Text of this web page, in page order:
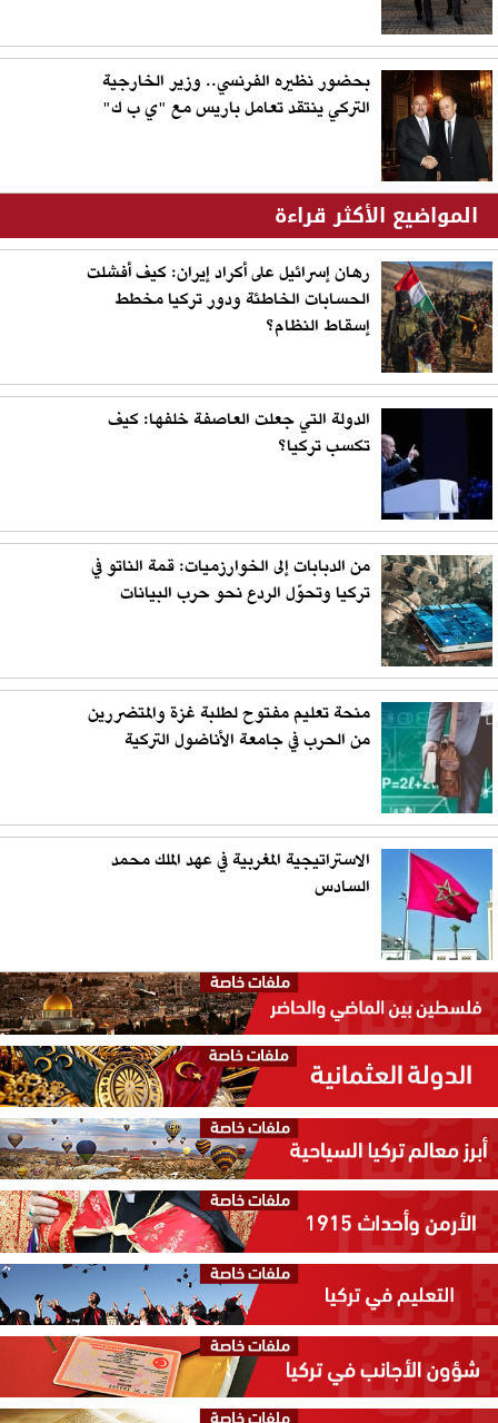
بحضور نظيره الفرنسي.. وزير الخارجية
التركي ينتقد تعامل باريس مع "ي ب ك"
المواضيع الأكثر قراءة
رهان إسرائيل على أكراد إيران: كيف أفشلت
الحسابات الخاطئة ودور تركيا مخطط
إسقاط النظام؟
الدولة التي جعلت العاصفة خلفها: كيف
تكسب تركيا؟
من الدبابات إلى الخوارزميات: قمة الناتو في
تركيا وتحوّل الردع نحو حرب البيانات
منحة تعليم مفتوح لطلبة غزة والمتضررين
من الحرب في جامعة الأناضول التركية
الاستراتيجية المغربية في عهد الملك محمد
السادس